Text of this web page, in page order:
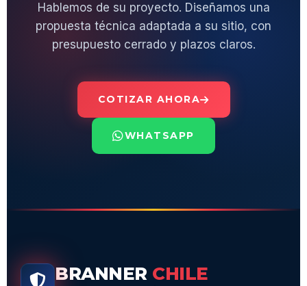
Hablemos de su proyecto. Diseñamos una
propuesta técnica adaptada a su sitio, con
presupuesto cerrado y plazos claros.
COTIZAR AHORA
WHATSAPP
BRANNER CHILE